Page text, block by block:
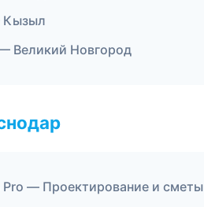
Кызыл
Великий Новгород
Pro — Проектирование и сметы